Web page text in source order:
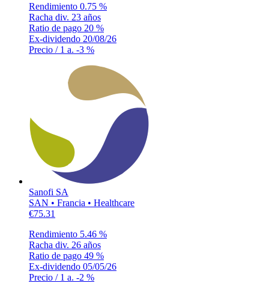
Rendimiento 0.75 %
Racha div. 23 años
Ratio de pago 20 %
Ex-dividendo 20/08/26
Precio / 1 a. -3 %
Sanofi SA
SAN • Francia • Healthcare
€75.31
Rendimiento 5.46 %
Racha div. 26 años
Ratio de pago 49 %
Ex-dividendo 05/05/26
Precio / 1 a. -2 %